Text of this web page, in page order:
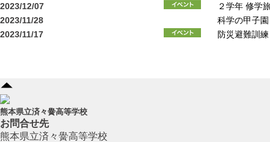
2023/12/07
２学年 修学
2023/11/28
科学の甲子
2023/11/17
防災避難訓練
熊本県立済々黌高等学校
お問合せ先
熊本県立済々黌高等学校